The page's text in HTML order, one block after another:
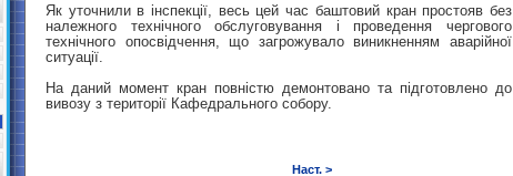
Як уточнили в інспекції, весь цей час баштовий кран простояв без
належного технічного обслуговування і проведення чергового
технічного опосвідчення, що загрожувало виникненням аварійної
ситуації.
На даний момент кран повністю демонтовано та підготовлено до
вивозу з території Кафедрального собору.
Наст. >